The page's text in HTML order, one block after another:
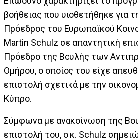
βοήθειας που υιοθετήθηκε για
Πρόεδρος του Ευρωπαϊκού
Martin Schulz σε απαντητική
Πρόεδρο της Βουλής των
Ομήρου, ο οποίος του είχε
επιστολή σχετικά με την
Κύπρο.
Σύμφωνα με ανακοίνωση της
επιστολή του, ο κ. Schulz